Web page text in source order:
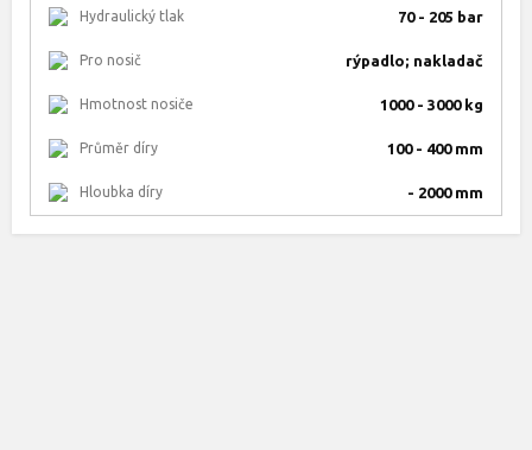
Hydraulický tlak 70 - 205 bar
Pro nosič rýpadlo; nakladač
Hmotnost nosiče 1000 - 3000 kg
Průměr díry 100 - 400 mm
Hloubka díry - 2000 mm